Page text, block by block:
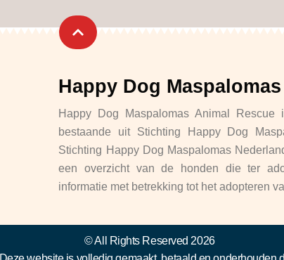
Happy Dog Maspalomas
Happy Dog Maspalomas Animal Rescue
bestaande uit Stichting Happy Dog
Stichting Happy Dog Maspalomas
een overzicht van de honden die ter
informatie met betrekking tot het adopteren
© All Rights Reserved 2026